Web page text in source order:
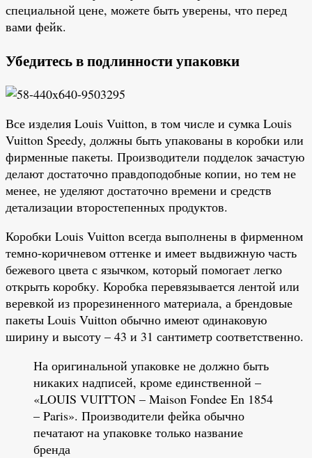
специальной цене, можете быть уверены, что перед
вами фейк.
Убедитесь в подлинности упаковки
Все изделия Louis Vuitton, в том числе и сумка Louis
Vuitton Speedy, должны быть упакованы в коробки или
фирменные пакеты. Производители подделок зачастую
делают достаточно правдоподобные копии, но тем не
менее, не уделяют достаточно времени и средств
детализации второстепенных продуктов.
Коробки Louis Vuitton всегда выполнены в фирменном
темно-коричневом оттенке и имеет выдвижную часть
бежевого цвета с язычком, который помогает легко
открыть коробку. Коробка перевязывается лентой или
веревкой из прорезиненного материала, а брендовые
пакеты Louis Vuitton обычно имеют одинаковую
ширину и высоту – 43 и 31 сантиметр соответственно.
На оригинальной упаковке не должно быть
никаких надписей, кроме единственной –
«LOUIS VUITTON – Maison Fondee En 1854
– Paris». Производители фейка обычно
печатают на упаковке только название
бренда